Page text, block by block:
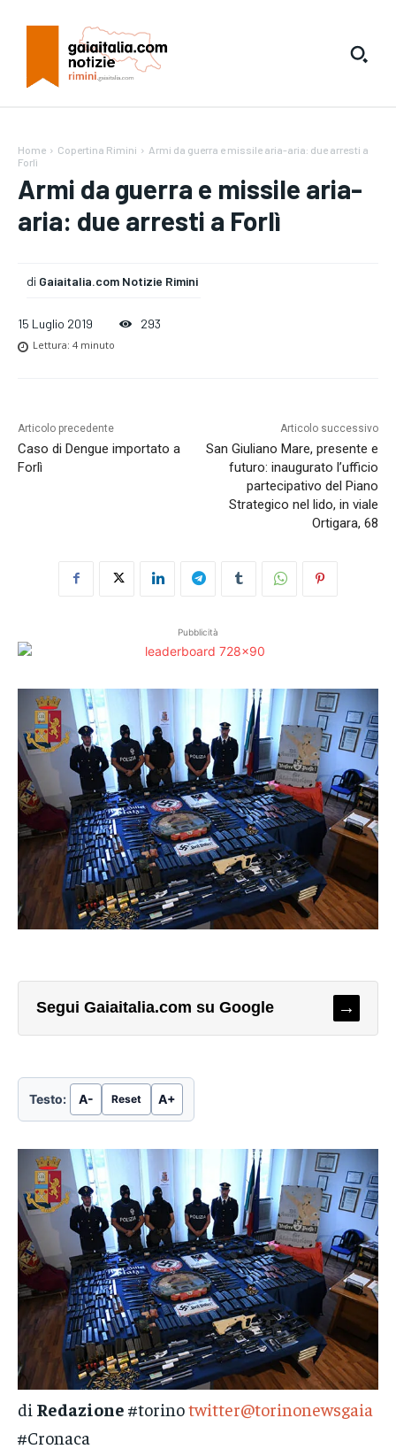
Home Copertina Rimini
Armi da guerra e missile aria-aria: due arresti a
Forlì
Armi da guerra e missile aria-
aria: due arresti a Forlì
di Gaiaitalia.com Notizie Rimini
15 Luglio 2019 293
Lettura: 4 minuto
Articolo precedente
Caso di Dengue importato a
Forlì
Articolo successivo
San Giuliano Mare, presente e
futuro: inaugurato l’ufficio
partecipativo del Piano
Strategico nel lido, in viale
Ortigara, 68
Pubblicità
Segui Gaiaitalia.com su Google →
Testo: A- Reset A+
di Redazione #torinotwitter@torinonewsgaia
#Cronaca